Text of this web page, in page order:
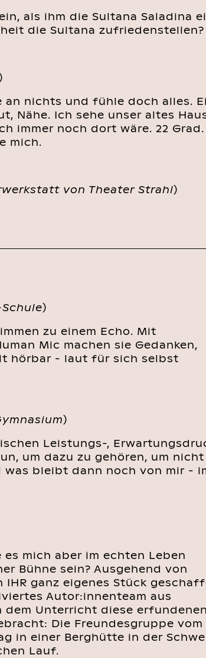
als ihm die Sultana Saladina
die Sultana zufriedenstellen?
nichts und fühle doch alles.
Nähe. Ich sehe unser altes
immer noch dort wäre. 22 Grad.
mich.
von Theater Strahl)
)
zu einem Echo. Mit
Mic machen sie Gedanken,
hörbar - laut für sich selbst
)
Leistungs-,
um dazu zu gehören, um nicht
bleibt dann noch von mir -
mich aber im echten Leben
Bühne sein? Ausgehend von
ganz eigenes Stück
Autor:innenteam aus
dem Unterricht diese erfundenen
Die Freundesgruppe vom
in einer Berghütte in der
Lauf.